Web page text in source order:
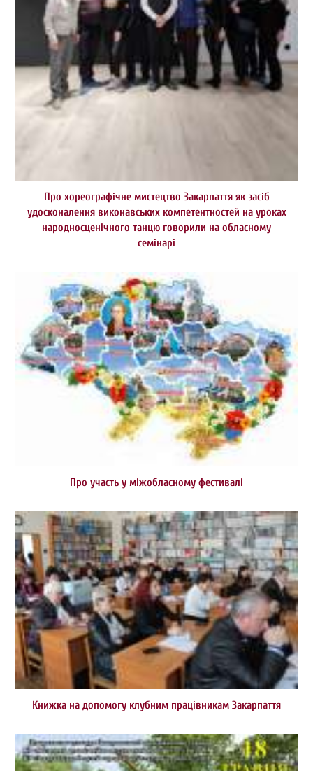
Про хореографічне мистецтво Закарпаття як засіб
удосконалення виконавських компетентностей на уроках
народносценічного танцю говорили на обласному
семінарі
Про участь у міжобласному фестивалі
Книжка на допомогу клубним працівникам Закарпаття